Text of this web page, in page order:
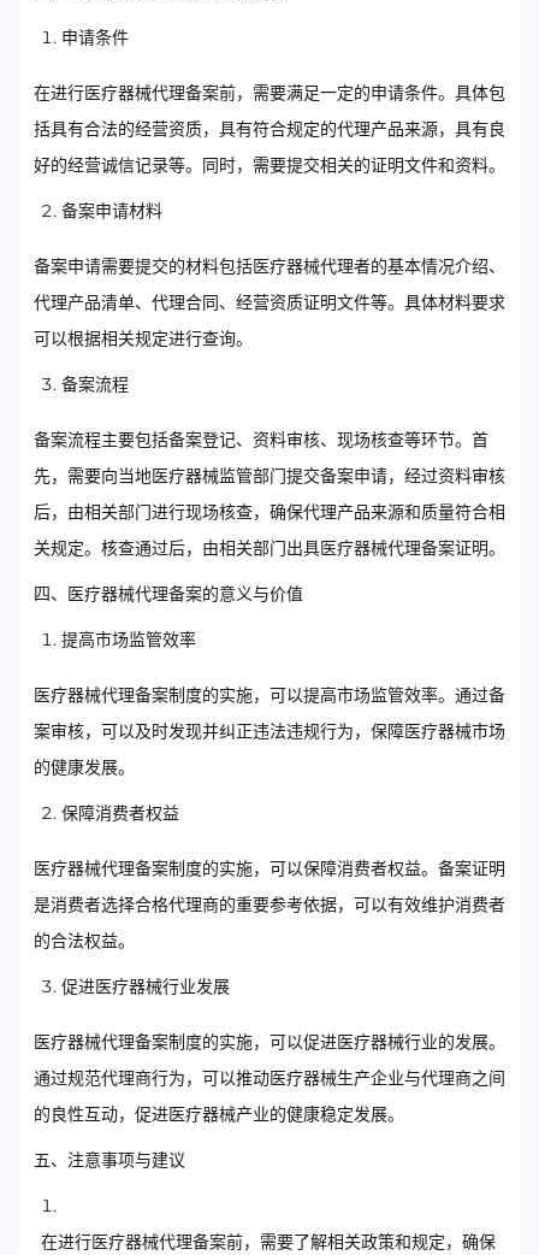
申请条件
在进行医疗器械代理备案前，需要满足一定的申请条件。具体包
括具有合法的经营资质，具有符合规定的代理产品来源，具有良
好的经营诚信记录等。同时，需要提交相关的证明文件和资料。
备案申请材料
备案申请需要提交的材料包括医疗器械代理者的基本情况介绍、
代理产品清单、代理合同、经营资质证明文件等。具体材料要求
可以根据相关规定进行查询。
备案流程
备案流程主要包括备案登记、资料审核、现场核查等环节。首
先，需要向当地医疗器械监管部门提交备案申请，经过资料审核
后，由相关部门进行现场核查，确保代理产品来源和质量符合相
关规定。核查通过后，由相关部门出具医疗器械代理备案证明。
四、医疗器械代理备案的意义与价值
提高市场监管效率
医疗器械代理备案制度的实施，可以提高市场监管效率。通过备
案审核，可以及时发现并纠正违法违规行为，保障医疗器械市场
的健康发展。
保障消费者权益
医疗器械代理备案制度的实施，可以保障消费者权益。备案证明
是消费者选择合格代理商的重要参考依据，可以有效维护消费者
的合法权益。
促进医疗器械行业发展
医疗器械代理备案制度的实施，可以促进医疗器械行业的发展。
通过规范代理商行为，可以推动医疗器械生产企业与代理商之间
的良性互动，促进医疗器械产业的健康稳定发展。
五、注意事项与建议
在进行医疗器械代理备案前，需要了解相关政策和规定，确保